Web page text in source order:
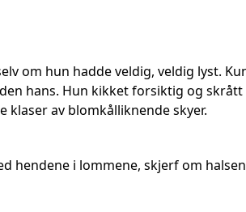
om hun hadde veldig, veldig lyst.
hans. Hun kikket forsiktig og skrått
av blomkålliknende skyer.
hendene i lommene, skjerf om